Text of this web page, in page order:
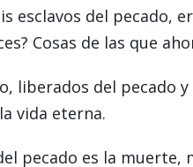
esclavos del pecado,
Cosas de las que
liberados del pecado
vida eterna.
pecado es la